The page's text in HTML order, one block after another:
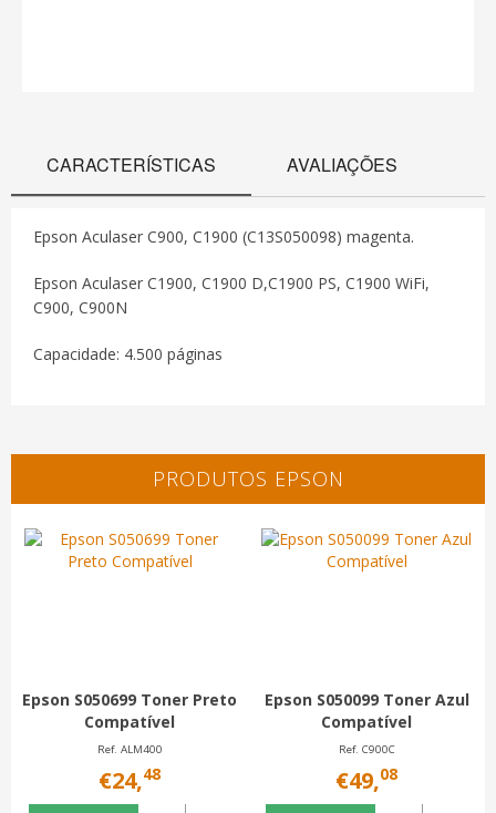
CARACTERÍSTICAS AVALIAÇÕES
Epson Aculaser C900, C1900 (C13S050098) magenta.
Epson Aculaser C1900, C1900 D,C1900 PS, C1900 WiFi,
C900, C900N
Capacidade: 4.500 páginas
PRODUTOS EPSON
Epson S050699 Toner Preto
Compatível
Ref. ALM400
€24,48
Epson S050099 Toner Azul
Compatível
Ref. C900C
€49,08